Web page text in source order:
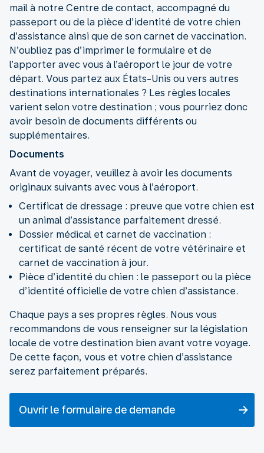
mail à notre Centre de contact, accompagné du
passeport ou de la pièce d’identité de votre chien
d’assistance ainsi que de son carnet de vaccination.
N’oubliez pas d’imprimer le formulaire et de
l’apporter avec vous à l’aéroport le jour de votre
départ. Vous partez aux États-Unis ou vers autres
destinations internationales ? Les règles locales
varient selon votre destination ; vous pourriez donc
avoir besoin de documents différents ou
supplémentaires.
Documents
Avant de voyager, veuillez à avoir les documents
originaux suivants avec vous à l’aéroport.
Certificat de dressage : preuve que votre chien est
un animal d’assistance parfaitement dressé.
Dossier médical et carnet de vaccination :
certificat de santé récent de votre vétérinaire et
carnet de vaccination à jour.
Pièce d’identité du chien : le passeport ou la pièce
d’identité officielle de votre chien d’assistance.
Chaque pays a ses propres règles. Nous vous
recommandons de vous renseigner sur la législation
locale de votre destination bien avant votre voyage.
De cette façon, vous et votre chien d’assistance
serez parfaitement préparés.
Ouvrir le formulaire de demande